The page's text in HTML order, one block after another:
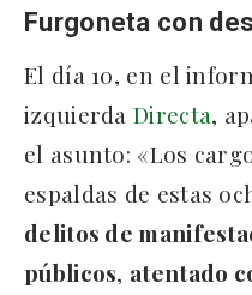
Furgoneta con
El día 10, en el
izquierdaDirecta,
el asunto: «Los
espaldas de estas
delitos de
públicos, atentado